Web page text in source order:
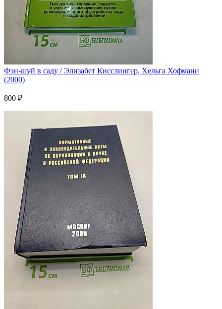
Фэн-шуй в саду / Элизабет Кисслингер, Хельга Хофманн
(2000)
800 ₽